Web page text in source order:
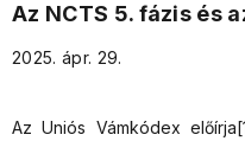
Az NCTS 5. fázis és
2025. ápr. 29.
Az Uniós Vámkódex